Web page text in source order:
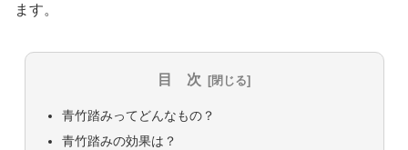
ます。
目 次
青竹踏みってどんなもの？
青竹踏みの効果は？